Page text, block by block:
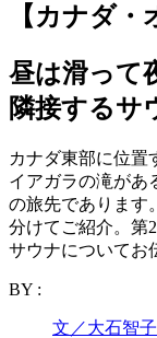
【カナダ・
昼は滑って
隣接するサ
カナダ東部に位置
イアガラの滝があ
の旅先であります
分けてご紹介。第
サウナについてお
BY :
文／大石智